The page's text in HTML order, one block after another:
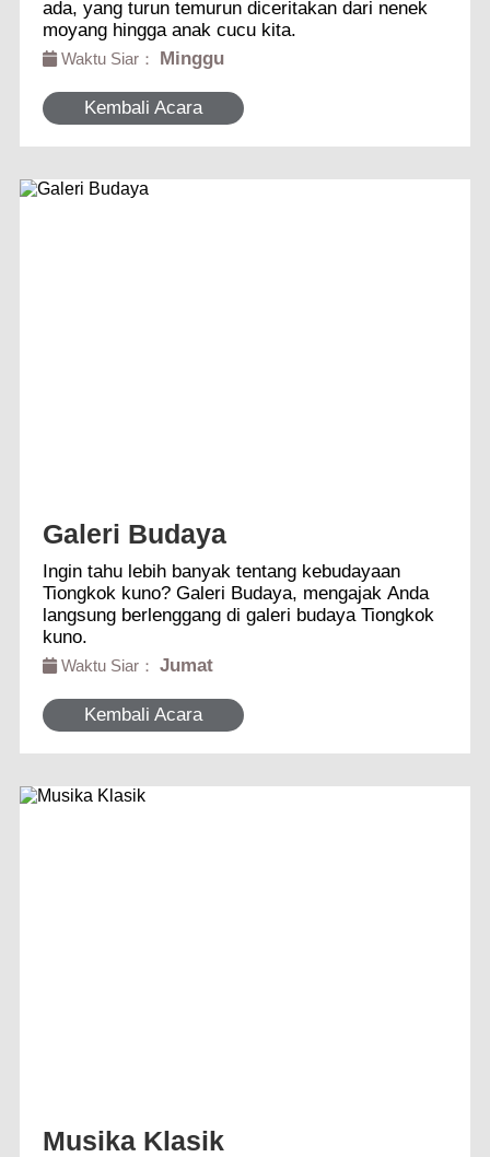
ada, yang turun temurun diceritakan dari nenek
moyang hingga anak cucu kita.
Waktu Siar： Minggu
Kembali Acara
Galeri Budaya
Ingin tahu lebih banyak tentang kebudayaan
Tiongkok kuno? Galeri Budaya, mengajak Anda
langsung berlenggang di galeri budaya Tiongkok
kuno.
Waktu Siar： Jumat
Kembali Acara
Musika Klasik